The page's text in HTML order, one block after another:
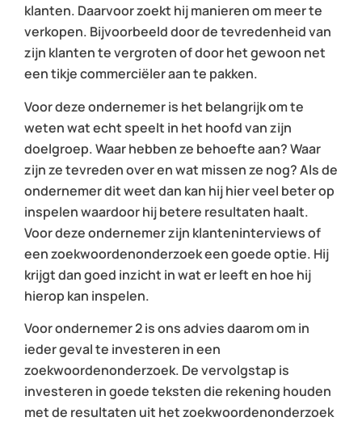
klanten. Daarvoor zoekt hij manieren om meer te
verkopen. Bijvoorbeeld door de tevredenheid van
zijn klanten te vergroten of door het gewoon net
een tikje commerciëler aan te pakken.
Voor deze ondernemer is het belangrijk om te
weten wat echt speelt in het hoofd van zijn
doelgroep. Waar hebben ze behoefte aan? Waar
zijn ze tevreden over en wat missen ze nog? Als de
ondernemer dit weet dan kan hij hier veel beter op
inspelen waardoor hij betere resultaten haalt.
Voor deze ondernemer zijn klanteninterviews of
een zoekwoordenonderzoek een goede optie. Hij
krijgt dan goed inzicht in wat er leeft en hoe hij
hierop kan inspelen.
Voor ondernemer 2 is ons advies daarom om in
ieder geval te investeren in een
zoekwoordenonderzoek. De vervolgstap is
investeren in goede teksten die rekening houden
met de resultaten uit het zoekwoordenonderzoek